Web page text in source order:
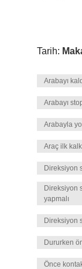
Tarih:
Arabayı
Arabayı
Arabayla
Araç ilk
Direksiyon
Direksiyon
yapmalı
Direksiyon
Dururken
Önce